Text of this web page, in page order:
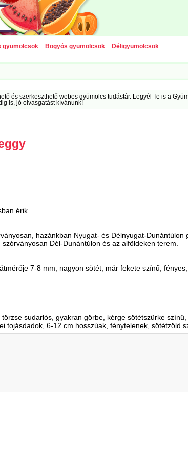
gyümölcsök Bogyós gyümölcsök Déligyümölcsök
és szerkeszthető webes gyümölcs tudástár. Legyél Te is a
is, jó olvasgatást kívánunk!
érik.
hazánkban Nyugat- és Délnyugat-Dunántúlon
Dél-Dunántúlon és az alföldeken terem.
7-8 mm, nagyon sötét, már fekete színű, fényes,
sudarlós, gyakran görbe, kérge sötétszürke
tojásdadok, 6-12 cm hosszúak, fénytelenek, sötétzöld